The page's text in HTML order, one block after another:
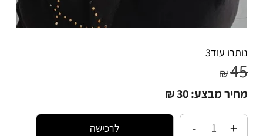
נותרו עוד3
₪45
מחיר מבצע: ₪30
לרכישה